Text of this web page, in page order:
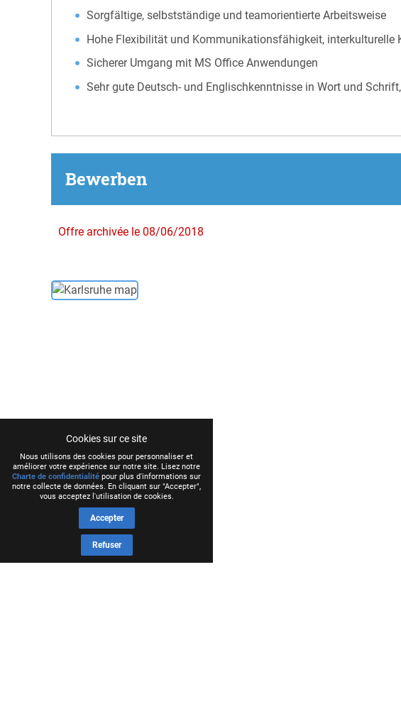
Sorgfältige, selbstständige und teamorientierte Arbeitsweise
Hohe Flexibilität und Kommunikationsfähigkeit, interkulturelle
Sicherer Umgang mit MS Office Anwendungen
Sehr gute Deutsch- und Englischkenntnisse in Wort und
Bewerben
Offre archivée le 08/06/2018
Cookies sur ce site
Nous utilisons des cookies pour personnaliser et
améliorer votre expérience sur notre site. Lisez notre
Charte de confidentialité pour plus d'informations sur
notre collecte de données. En cliquant sur "Accepter",
vous acceptez l'utilisation de cookies.
Accepter
Refuser